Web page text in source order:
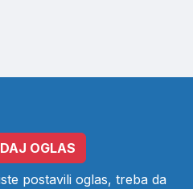
OGLAS
postavili oglas, treba da